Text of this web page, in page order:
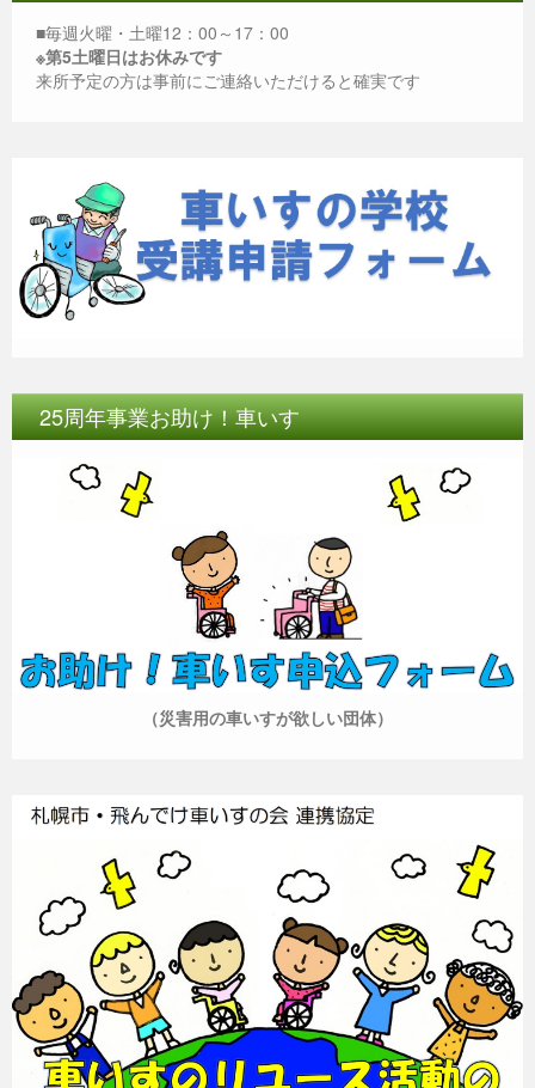
■毎週火曜・土曜12：00～17：00
※第5土曜日はお休みです
来所予定の方は事前にご連絡いただけると確実です
25周年事業お助け！車いす
（災害用の車いすが欲しい団体）